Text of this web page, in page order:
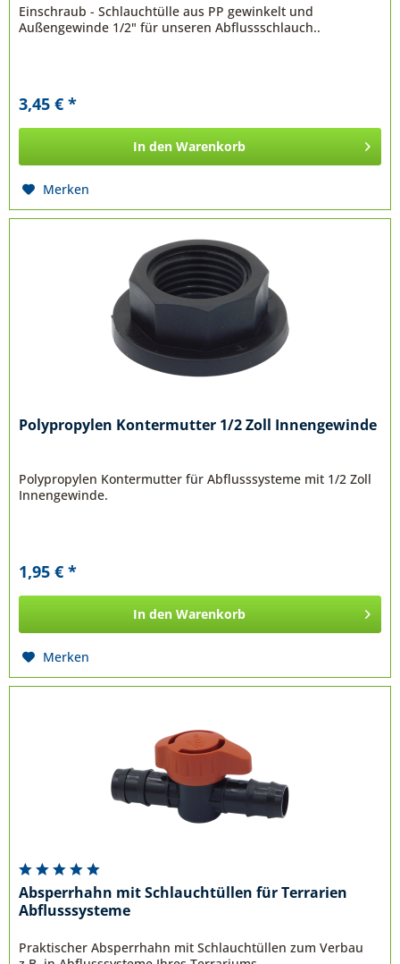
Einschraub - Schlauchtülle aus PP gewinkelt und
Außengewinde 1/2" für unseren Abflussschlauch..
3,45 € *
In den Warenkorb
Merken
Polypropylen Kontermutter 1/2 Zoll Innengewinde
Polypropylen Kontermutter für Abflusssysteme mit 1/2 Zoll
Innengewinde.
1,95 € *
In den Warenkorb
Merken
Absperrhahn mit Schlauchtüllen für Terrarien
Abflusssysteme
Praktischer Absperrhahn mit Schlauchtüllen zum Verbau